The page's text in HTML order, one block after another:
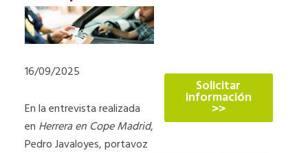
16/09/2025
En la entrevista realizada
en Herrera en Cope Madrid,
Pedro Javaloyes, portavoz
Solicitar
información
>>